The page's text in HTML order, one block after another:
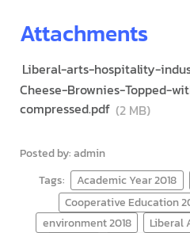
Attachments
Liberal-arts-hospitality-
Cheese-Brownies-Topped-
compressed.pdf (2 MB)
Posted by: admin
Tags:
Academic Year 2018
Cooperative Education
environment 2018
Liberal